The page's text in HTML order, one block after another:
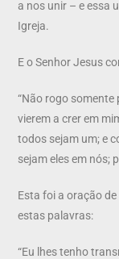
a nos unir – e essa
Igreja.
E o Senhor Jesus
“Não rogo somente
vierem a crer em
todos sejam um; e
sejam eles em nós;
Esta foi a oração
estas palavras:
“Eu lhes tenho